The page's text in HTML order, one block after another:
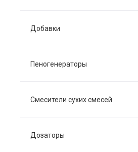
Добавки
Пеногенераторы
Смесители сухих смесей
Дозаторы